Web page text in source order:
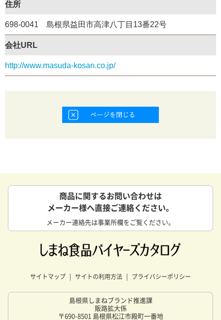
住所
698-0041 島根県益田市高津八丁目13番22号
会社URL
http://www.masuda-kosan.co.jp/
商品に関するお問い合わせは
メーカー様へ直接ご連絡ください。
メーカー連絡先は事業所欄をご覧ください。
サイトマップ サイトの利用方法 プライバシーポリシー
島根県しまねブランド推進課
販路拡大係
〒690-8501 島根県松江市殿町一番地